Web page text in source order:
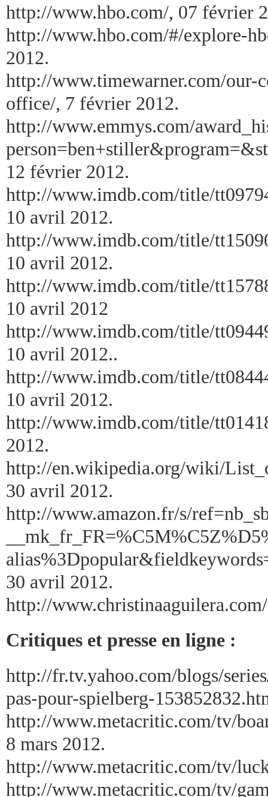
http://www.hbo.com/, 07 février
http://www.hbo.com/#/
2012.
http://www.timewarner.com/our-
office/, 7 février 2012.
http://www.emmys.com/
12 février 2012.
http://www.imdb.com/title/
10 avril 2012.
http://www.imdb.com/title/
10 avril 2012.
http://www.imdb.com/title/
10 avril 2012
http://www.imdb.com/title/
10 avril 2012..
http://www.imdb.com/title/
10 avril 2012.
http://www.imdb.com/title/
2012.
http://en.wikipedia.org/wiki/
30 avril 2012.
http://www.amazon.fr/s/
30 avril 2012.
http://
Critiques et presse en ligne :
http://fr.tv.yahoo.com/blogs/
pas-pour-spielberg-
http://www.metacritic.com/tv/
8 mars 2012.
http://www.metacritic.com/tv/
http://www.metacritic.com/tv/